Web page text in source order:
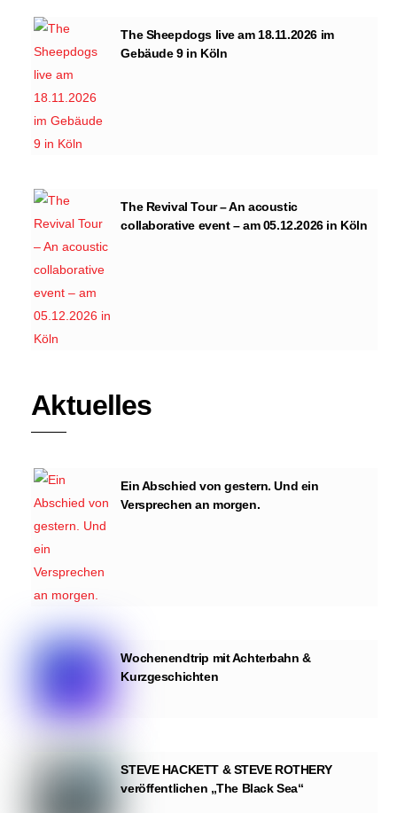
The Sheepdogs live am 18.11.2026 im
Gebäude 9 in Köln
The Revival Tour – An acoustic
collaborative event – am 05.12.2026 in Köln
Aktuelles
Ein Abschied von gestern. Und ein
Versprechen an morgen.
Wochenendtrip mit Achterbahn &
Kurzgeschichten
STEVE HACKETT & STEVE ROTHERY
veröffentlichen „The Black Sea“